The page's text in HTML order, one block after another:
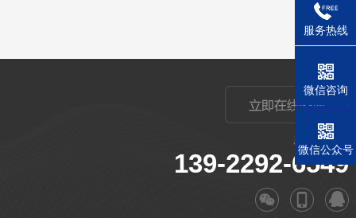
服务电话：
139-2292-6549
服务热线
微信咨询
微信公众号